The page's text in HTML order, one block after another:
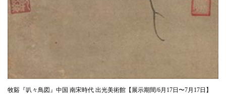
牧谿『叭々鳥図』中国 南宋時代 出光美術館【展示期間/6月17日〜7月17日】